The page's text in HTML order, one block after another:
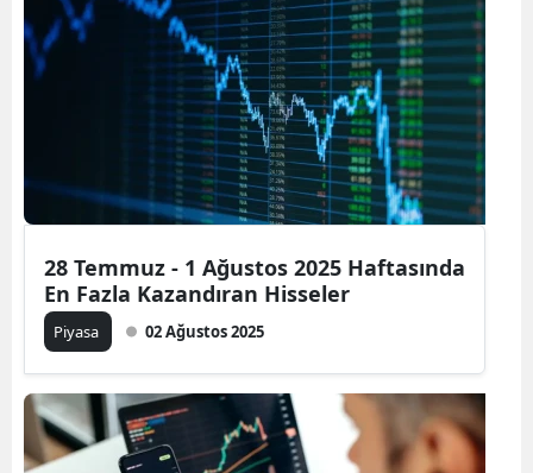
28 Temmuz - 1 Ağustos 2025 Haftasında
En Fazla Kazandıran Hisseler
Piyasa 02 Ağustos 2025